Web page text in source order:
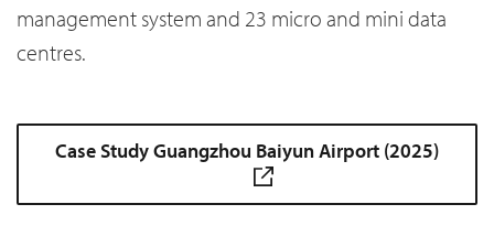
management system and 23 micro and mini data
centres.
Case Study Guangzhou Baiyun Airport (2025)